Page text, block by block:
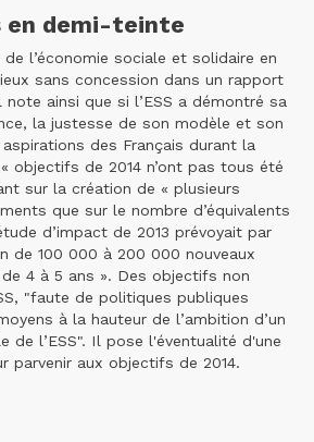
en demi-teinte
l’économie sociale et solidaire en
sans concession dans un rapport
ainsi que si l’ESS a démontré sa
la justesse de son modèle et son
des Français durant la
objectifs de 2014 n’ont pas tous été
sur la création de « plusieurs
que sur le nombre d’équivalents
d’impact de 2013 prévoyait par
de 100 000 à 200 000 nouveaux
4 à 5 ans ». Des objectifs non
"faute de politiques publiques
à la hauteur de l’ambition d’un
de l’ESS". Il pose l'éventualité d'une
parvenir aux objectifs de 2014.